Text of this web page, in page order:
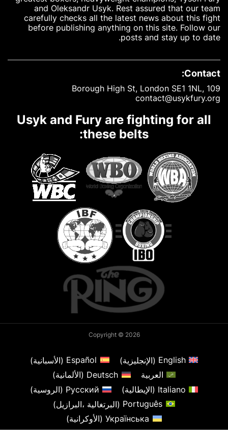
and Oleksandr Usyk. Rest assured that our team
carefully checks all the latest news about this fight
before publishing anything on this site. Follow our
posts and stay up to date.
Contact:
109 Borough High St, London SE1 1NL,
contact@usykfury.org
Usyk and Fury are fighting for all
these belts:
Copyright © 2026
English
(الإنجليزية)
Español
(الأسبانية)
العربية
Deutsch
(الألمانية)
Italiano
(الإيطالية)
Русский
(الروسية)
Português
(البرتغالية ،البرازيل)
Українська
(الأوكرانية)